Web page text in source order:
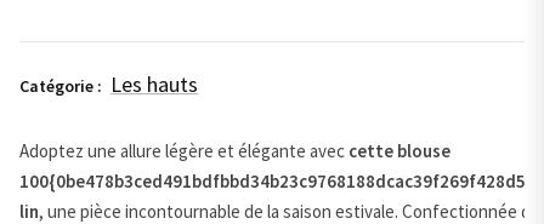
One
Catégorie : Les hauts
Adoptez une allure légère et élégante avec cette blouse
lin, une pièce incontournable de la saison estivale. Confectionnée